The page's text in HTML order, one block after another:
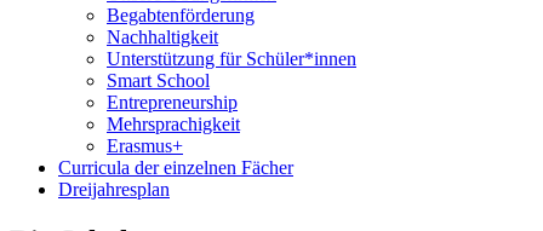
Begabtenförderung
Nachhaltigkeit
Unterstützung für Schüler*innen
Smart School
Entrepreneurship
Mehrsprachigkeit
Erasmus+
Curricula der einzelnen Fächer
Dreijahresplan